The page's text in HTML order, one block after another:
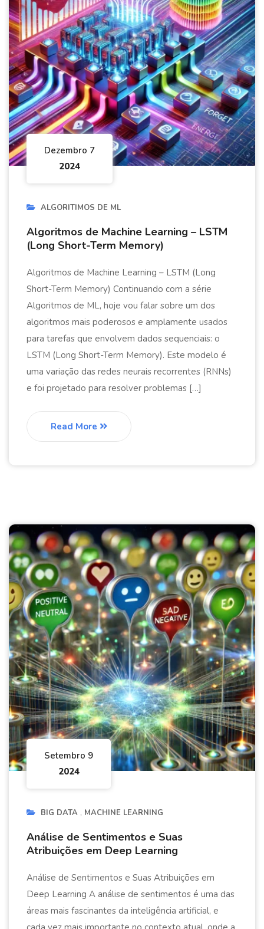
Dezembro 7
2024
ALGORITIMOS DE ML
Algoritmos de Machine Learning – LSTM
(Long Short-Term Memory)
Algoritmos de Machine Learning – LSTM (Long
Short-Term Memory) Continuando com a série
Algoritmos de ML, hoje vou falar sobre um dos
algoritmos mais poderosos e amplamente usados
para tarefas que envolvem dados sequenciais: o
LSTM (Long Short-Term Memory). Este modelo é
uma variação das redes neurais recorrentes (RNNs)
e foi projetado para resolver problemas […]
Read More
Setembro 9
2024
BIG DATA MACHINE LEARNING
Análise de Sentimentos e Suas
Atribuições em Deep Learning
Análise de Sentimentos e Suas Atribuições em
Deep Learning A análise de sentimentos é uma das
áreas mais fascinantes da inteligência artificial, e